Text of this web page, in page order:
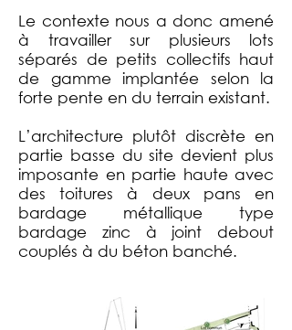
Le contexte nous a donc amené
à travailler sur plusieurs lots
séparés de petits collectifs haut
de gamme implantée selon la
forte pente en du terrain existant.
L’architecture plutôt discrète en
partie basse du site devient plus
imposante en partie haute avec
des toitures à deux pans en
bardage métallique type
bardage zinc à joint debout
couplés à du béton banché.